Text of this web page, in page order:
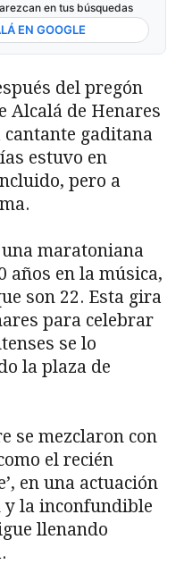
en tus búsquedas
EN GOOGLE
del pregón
Alcalá de Henares
gaditana
estuvo en
pero a
una maratoniana
años en la música,
son 22. Esta gira
para celebrar
se lo
la plaza de
se mezclaron con
el recién
en una actuación
y la inconfundible
llenando